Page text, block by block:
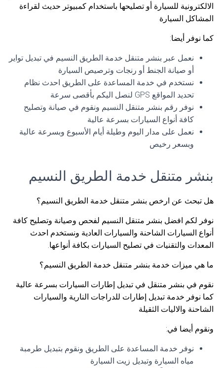
الالكترونية للسيارة أو تصليحها باستخدام كمبيوتر حديث لقراءة
المشاكل السيارة
كما نوفر أيضا:
نعمل عبر بنشر متنقل خدمة الطريق النسيم في تبديل تواير
أو صيانة الجنط أو رنجات وترصيص السيارة
نستخدم في خدمة المساعدة على الطريق احدث نظام
تحديد المواقع GPS لنصل اليكم بأقصى سرعة
نوفر رقم بنشر متنقل النسيم ونقوم في صيانة وتصليح
كافة أنواع السيارات بسرعة عالية
نعمل على مدار اليوم وطيلة أيام الأسبوع وبسرعة عالية
وبسعر رخيص
بنشر متنقل خدمة الطريق النسيم
هل تبحث عن ارخص بنشر متنقل خدمة الطريق النسيم؟
نوفر لكم افضل بنشر متنقل النسيم لفحص وصيانة وتصليح كافة
أنواع السيارات الشاحنة والسيارات العادية ونستخدم احدث
المعدات والتقنيات في تصليح السيارات بكافة أنواعها.
ما هي ميزات خدمة بنشر متنقل خدمة الطريق النسيم؟
نقوم في بنشر متنقل في تبديل إطارات السيارات بسرعة عالية
كما نوفر خدمة تبديل إطارات للدراجات النارية والسيارات
الشاحنة والاليات الثقيلة
ونقوم أيضا في:
نوفر خدمة المساعدة على الطريق ونقوم بتبديل طرمبة
مياه السيارة وتبديل زيت السيارة